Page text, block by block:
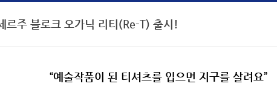
르주 블로크 오가닉 리티(Re-T) 출시!
“예술작품이 된 티셔츠를 입으면 지구를 살려요”